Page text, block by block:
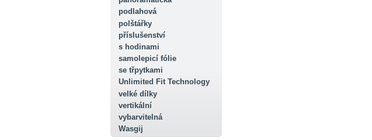
podlahová
polštářky
příslušenství
s hodinami
samolepicí fólie
se třpytkami
Unlimited Fit Technology
velké dílky
vertikální
vybarvitelná
Wasgij